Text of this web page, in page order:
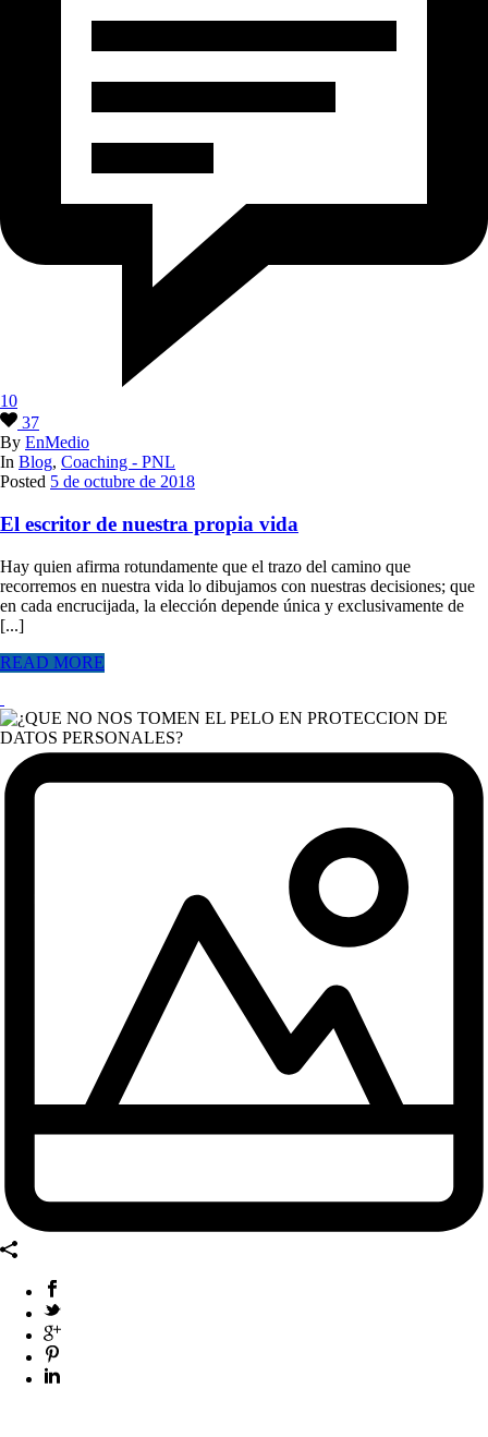
10
37
By EnMedio
In Blog, Coaching - PNL
Posted 5 de octubre de 2018
El escritor de nuestra propia vida
Hay quien afirma rotundamente que el trazo del camino que
recorremos en nuestra vida lo dibujamos con nuestras decisiones; que
en cada encrucijada, la elección depende única y exclusivamente de
[...]
READ MORE